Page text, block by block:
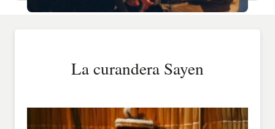
La curandera Sayen